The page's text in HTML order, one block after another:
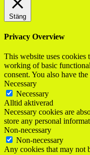
Stäng
Privacy Overview
This website uses cookies
working of basic
consent. You also have
Necessary
Necessary
Alltid aktiverad
Necessary cookies are
store any personal
Non-necessary
Non-necessary
Any cookies that may not